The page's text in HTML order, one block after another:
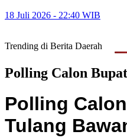
18 Juli 2026 - 22:40 WIB
Trending di Berita Daerah
Polling Calon